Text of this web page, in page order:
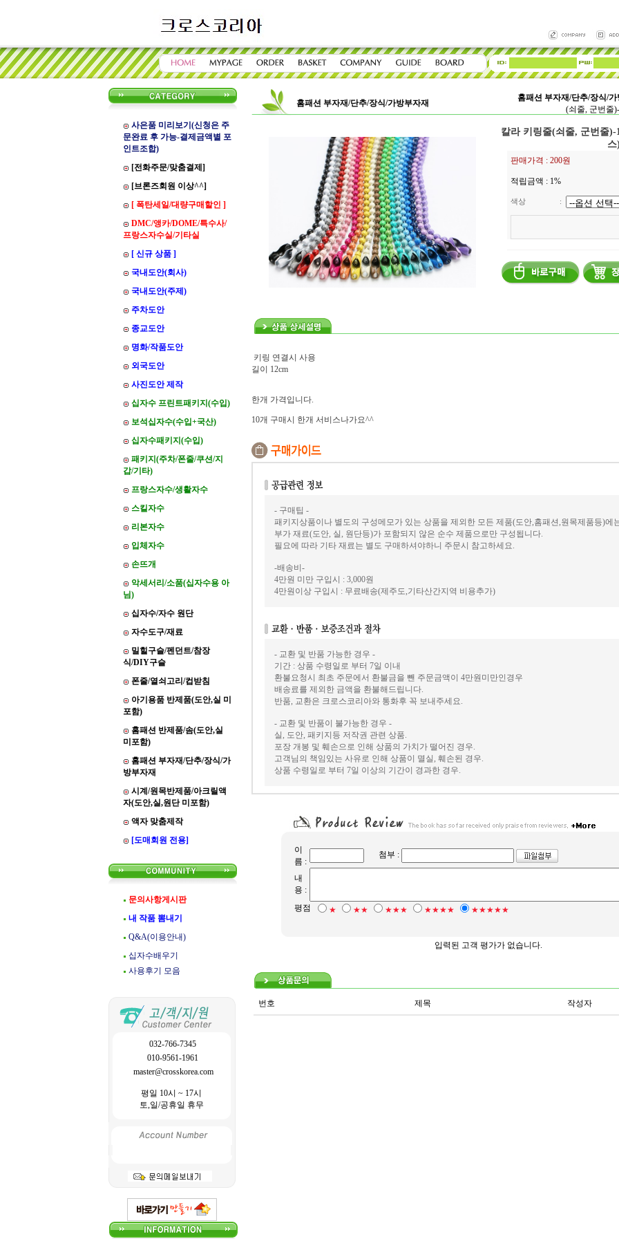
사은품 미리보기(신청은 주
문완료 후 가능-결제금액별 포
인트조합)
[전화주문/맞춤결제]
[브론즈회원 이상^^]
[ 폭탄세일/대량구매할인 ]
DMC/앵카/DOME/특수사/
프랑스자수실/기타실
[ 신규 상품 ]
국내도안(회사)
국내도안(주제)
주차도안
종교도안
명화/작품도안
외국도안
사진도안 제작
십자수 프린트패키지(수입)
보석십자수(수입+국산)
십자수패키지(수입)
패키지(주차/폰줄/쿠션/지
갑/기타)
프랑스자수/생활자수
스킬자수
리본자수
입체자수
손뜨개
악세서리/소품(십자수용 아
님)
십자수/자수 원단
자수도구/재료
밀힐구슬/펜던트/참장
식/DIY구슬
폰줄/열쇠고리/컵받침
아기용품 반제품(도안,실 미
포함)
홈패션 반제품/솜(도안,실
미포함)
홈패션 부자재/단추/장식/가
방부자재
시계/원목반제품/아크릴액
자(도안,실,원단 미포함)
액자 맞춤제작
[도매회원 전용]
문의사항게시판
내 작품 뽐내기
Q&A(이용안내)
십자수배우기
사용후기 모음
032-766-7345
010-9561-1961
master@crosskorea.com
평일 10시 ~ 17시
토,일/공휴일 휴무
홈패션 부자재/단추/장식/가방부자재
홈패션 부자재/단추/장식/
(쇠줄, 군번줄
칼라 키링줄(쇠줄, 군번줄)-
스
판매가격 : 200원
적립금액 : 1%
색상 :
키링 연결시 사용
길이 12cm
한개 가격입니다.
10개 구매시 한개 서비스나가요^^
- 구매팁 -
패키지상품이나 별도의 구성메모가 있는 상품을 제외한 모든 제품(도안,홈패션,원목제품등)에
부가 재료(도안, 실, 원단등)가 포함되지 않은 순수 제품으로만 구성됩니다.
필요에 따라 기타 재료는 별도 구매하셔야하니 주문시 참고하세요.
-배송비-
4만원 미만 구입시 : 3,000원
4만원이상 구입시 : 무료배송(제주도,기타산간지역 비용추가)
- 교환 및 반품 가능한 경우 -
기간 : 상품 수령일로 부터 7일 이내
환불요청시 최초 주문에서 환불금을 뺀 주문금액이 4만원미만인경우
배송료를 제외한 금액을 환불해드립니다.
반품, 교환은 크로스코리아와 통화후 꼭 보내주세요.
- 교환 및 반품이 불가능한 경우 -
실, 도안, 패키지등 저작권 관련 상품.
포장 개봉 및 훼손으로 인해 상품의 가치가 떨어진 경우.
고객님의 책임있는 사유로 인해 상품이 멸실, 훼손된 경우.
상품 수령일로 부터 7일 이상의 기간이 경과한 경우.
이
름 :
첨부 :
내
용 :
평점
★ ★★ ★★★ ★★★★ ★★★★★
입력된 고객 평가가 없습니다.
번호 제목 작성자